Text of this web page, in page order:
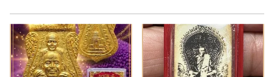
แนะนำ แนะนำ